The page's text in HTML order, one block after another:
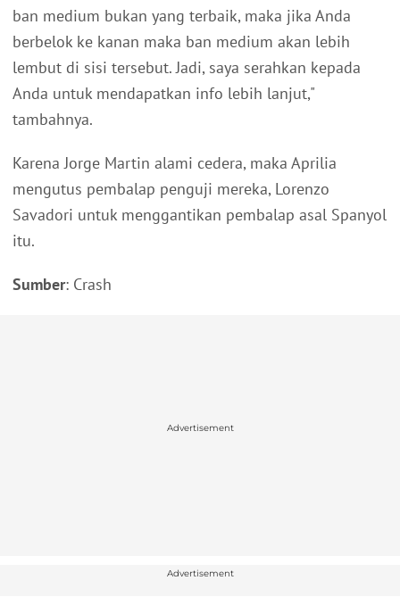
ban medium bukan yang terbaik, maka jika Anda
berbelok ke kanan maka ban medium akan lebih
lembut di sisi tersebut. Jadi, saya serahkan kepada
Anda untuk mendapatkan info lebih lanjut,"
tambahnya.
Karena Jorge Martin alami cedera, maka Aprilia
mengutus pembalap penguji mereka, Lorenzo
Savadori untuk menggantikan pembalap asal Spanyol
itu.
Sumber: Crash
Advertisement
Advertisement